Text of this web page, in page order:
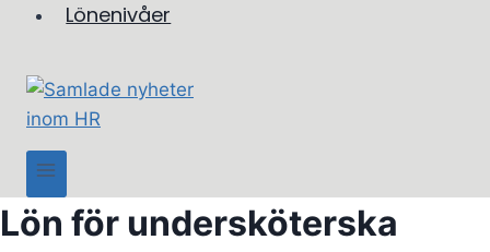
Lönenivåer
Lön för undersköterska